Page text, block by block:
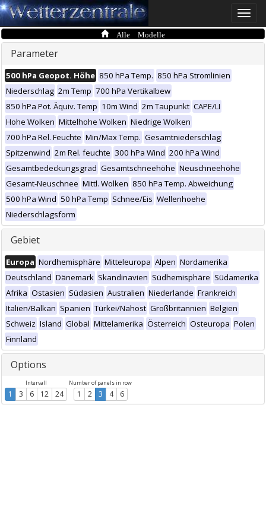
Toggle
Alle Modelle
Parameter
500 hPa Geopot. Höhe 850 hPa Temp. 850 hPa Stromlinien
Niederschlag 2m Temp 700 hPa Vertikalbew
850 hPa Pot. Äquiv. Temp 10m Wind 2m Taupunkt CAPE/LI
Hohe Wolken Mittelhohe Wolken Niedrige Wolken
700 hPa Rel. Feuchte Min/Max Temp. Gesamtniederschlag
Spitzenwind 2m Rel. feuchte 300 hPa Wind 200 hPa Wind
Gesamtbedeckungsgrad Gesamtschneehöhe Neuschneehöhe
Gesamt-Neuschnee Mittl. Wolken 850 hPa Temp. Abweichung
500 hPa Wind 50 hPa Temp Schnee/Eis Wellenhoehe
Niederschlagsform
Gebiet
Europa Nordhemisphäre Mitteleuropa Alpen Nordamerika
Deutschland Dänemark Skandinavien Südhemisphäre Südamerika
Afrika Ostasien Südasien Australien Niederlande Frankreich
Italien/Balkan Spanien Türkei/Nahost Großbritannien Belgien
Schweiz Island Global Mittelamerika Österreich Osteuropa Polen
Finnland
Options
Intervall
1 3 6 12 24
Number of panels in row
1 2 3 4 6